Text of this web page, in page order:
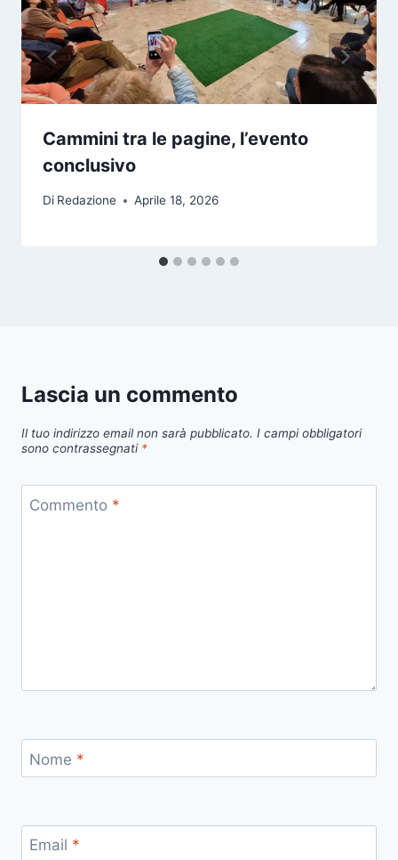
Cammini tra le pagine, l’evento
conclusivo
Di Redazione Aprile 18, 2026
Lascia un commento
Il tuo indirizzo email non sarà pubblicato. I campi obbligatori
sono contrassegnati *
Commento *
Nome *
Email *